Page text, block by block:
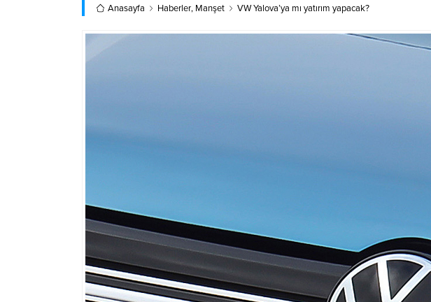
Anasayfa Haberler, Manşet VW Yalova’ya mı yatırım yapacak?